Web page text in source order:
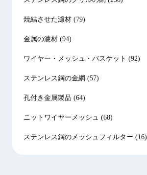
焼結させた濾材 (79)
金属の濾材 (94)
ワイヤー・メッシュ・バスケット (92)
ステンレス鋼の金網 (57)
孔付き金属製品 (64)
ニットワイヤーメッシュ (68)
ステンレス鋼のメッシュフィルター (16)